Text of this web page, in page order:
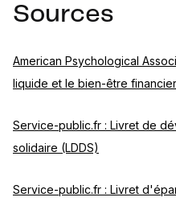
Sources
American Psychological
liquide et le bien-être financier
Service-public.fr : Livret de
solidaire (LDDS)
Service-public.fr : Livret